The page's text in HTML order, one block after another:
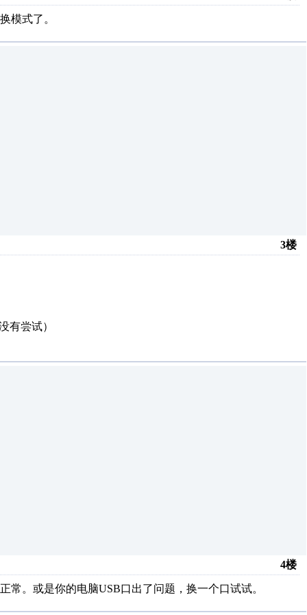
模式了。
3楼
有尝试）
4楼
。或是你的电脑USB口出了问题，换一个口试试。